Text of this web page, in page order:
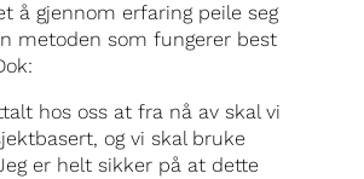
å gjennom erfaring peile seg
metoden som fungerer best
hos oss at fra nå av skal vi
og vi skal bruke
er helt sikker på at dette